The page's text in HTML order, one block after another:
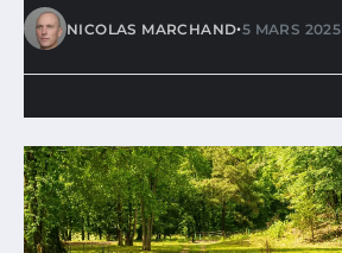
NICOLAS MARCHAND•5 MARS 2025